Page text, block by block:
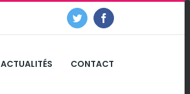
Twitter Facebook
ACTUALITÉS CONTACT